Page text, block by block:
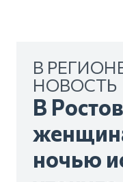
В
НОВОСТЬ
В
ночью